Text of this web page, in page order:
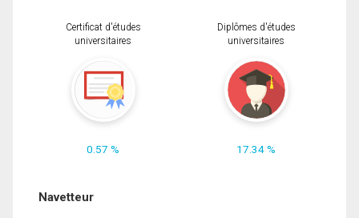
Certificat d'études
universitaires
0.57 %
Diplômes d'études
universitaires
17.34 %
Navetteur